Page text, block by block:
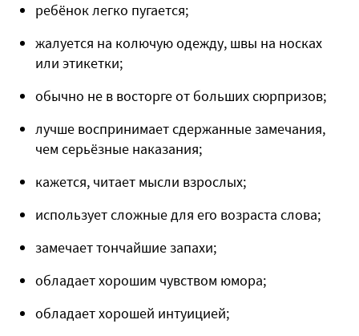
ребёнок легко пугается;
жалуется на колючую одежду, швы на носках
или этикетки;
обычно не в восторге от больших сюрпризов;
лучше воспринимает сдержанные замечания,
чем серьёзные наказания;
кажется, читает мысли взрослых;
использует сложные для его возраста слова;
замечает тончайшие запахи;
обладает хорошим чувством юмора;
обладает хорошей интуицией;